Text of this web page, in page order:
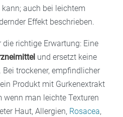
kann; auch bei leichtem
Effekt beschrieben.
richtige Erwartung: Eine
und ersetzt keine
trockener, empfindlicher
Produkt mit Gurkenextrakt
wenn man leichte Texturen
Haut, Allergien, Rosacea,